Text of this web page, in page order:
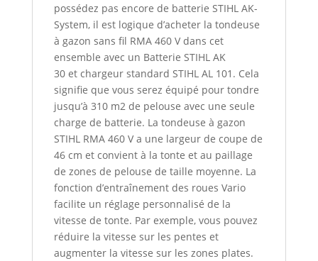
possédez pas encore de batterie STIHL AK-
System, il est logique d’acheter la tondeuse
à gazon sans fil RMA 460 V dans cet
ensemble avec un Batterie STIHL AK
30 et chargeur standard STIHL AL 101. Cela
signifie que vous serez équipé pour tondre
jusqu’à 310 m2 de pelouse avec une seule
charge de batterie. La tondeuse à gazon
STIHL RMA 460 V a une largeur de coupe de
46 cm et convient à la tonte et au paillage
de zones de pelouse de taille moyenne. La
fonction d’entraînement des roues Vario
facilite un réglage personnalisé de la
vitesse de tonte. Par exemple, vous pouvez
réduire la vitesse sur les pentes et
augmenter la vitesse sur les zones plates.